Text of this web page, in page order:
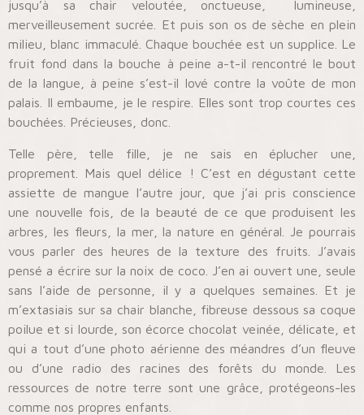
jusqu’à sa chair veloutée, onctueuse, lumineuse,
merveilleusement sucrée. Et puis son os de sèche en plein
milieu, blanc immaculé. Chaque bouchée est un supplice. Le
fruit fond dans la bouche à peine a-t-il rencontré le bout
de la langue, à peine s’est-il lové contre la voûte de mon
palais. Il embaume, je le respire. Elles sont trop courtes ces
bouchées. Précieuses, donc.
Telle père, telle fille, je ne sais en éplucher une,
proprement. Mais quel délice ! C’est en dégustant cette
assiette de mangue l’autre jour, que j’ai pris conscience
une nouvelle fois, de la beauté de ce que produisent les
arbres, les fleurs, la mer, la nature en général. Je pourrais
vous parler des heures de la texture des fruits. J’avais
pensé a écrire sur la noix de coco. J’en ai ouvert une, seule
sans l’aide de personne, il y a quelques semaines. Et je
m’extasiais sur sa chair blanche, fibreuse dessous sa coque
poilue et si lourde, son écorce chocolat veinée, délicate, et
qui a tout d’une photo aérienne des méandres d’un fleuve
ou d’une radio des racines des forêts du monde. Les
ressources de notre terre sont une grâce, protégeons-les
comme nos propres enfants.